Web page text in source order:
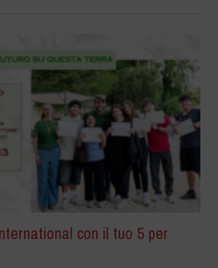
con il tuo 5 per